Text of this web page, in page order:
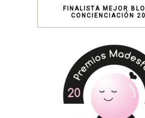
FINALISTA MEJOR
CONCIENCIACIÓN